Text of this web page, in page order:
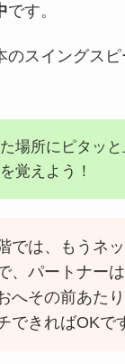
です。
のスイングスピ
場所にピタッ
覚えよう！
では、もうネ
、パートナー
へその前あた
できればOKで